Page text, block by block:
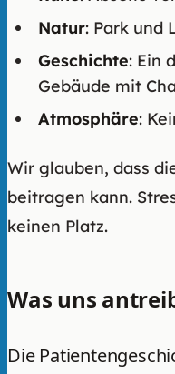
Natur: Park und
Geschichte: Ein
Gebäude mit
Atmosphäre:
Wir glauben, dass
beitragen kann.
keinen Platz.
Was uns
Die